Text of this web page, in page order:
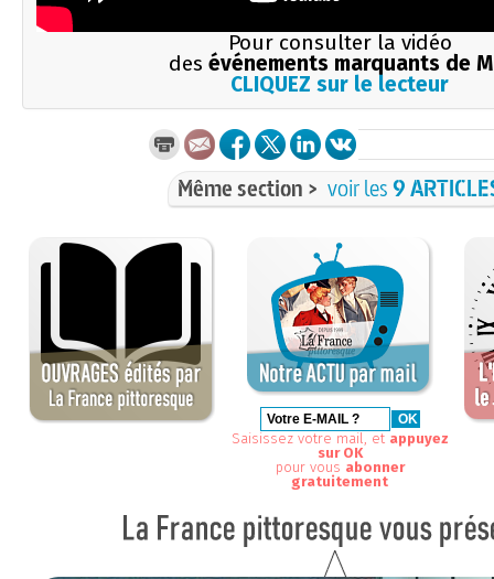
Pour consulter la vidéo
des événements marquants de
CLIQUEZ sur le lecteur
Même section > voir les9
Saisissez votre mail, et appuyez
sur OK
pour vous abonner
gratuitement